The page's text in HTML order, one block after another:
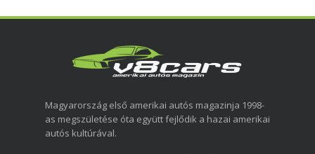
Magyarország első amerikai autós magazinja 1998-
as megszületése óta együtt fejlődik a hazai amerikai
autós kultúrával.